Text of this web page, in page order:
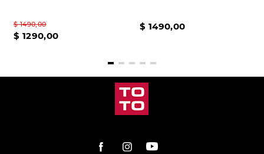
$ 1490,00
$ 1290,00
$ 1490,00